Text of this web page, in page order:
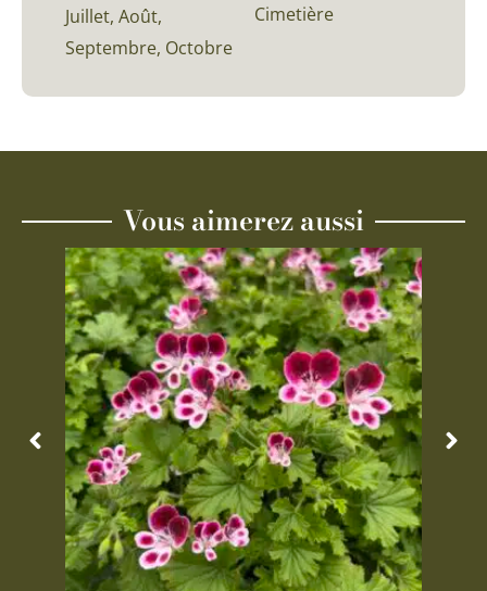
Juillet, Août,
Septembre, Octobre
Cimetière
Vous aimerez aussi